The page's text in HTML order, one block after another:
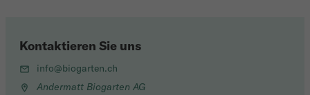
Kontaktieren Sie uns
info@biogarten.ch
Andermatt Biogarten AG